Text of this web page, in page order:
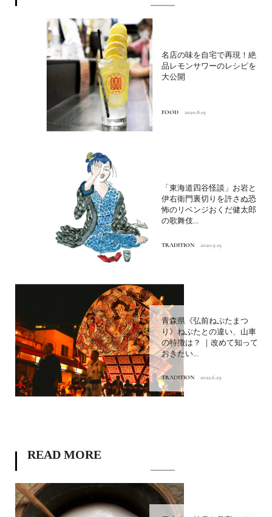
名店の味を自宅で再現！絶
品レモンサワーのレシピを
大公開
FOOD 2020.8.19
「東海道四谷怪談」お岩と
伊右衛門裏切りを許さぬ恐
怖のリベンジおくだ健太郎
の歌舞伎...
TRADITION 2020.9.19
青森県《弘前ねぷたまつ
り》ねぶたとの違い、山車
の特徴は？ ｜改めて知って
おきたい...
TRADITION 2022.6.29
READ MORE